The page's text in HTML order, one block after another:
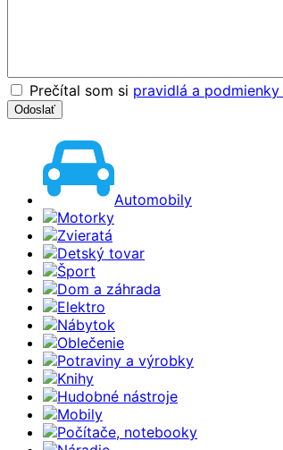
Prečítal som si pravidlá a podmienky
Automobily
Motorky
Zvieratá
Detský tovar
Šport
Dom a záhrada
Elektro
Nábytok
Oblečenie
Potraviny a výrobky
Knihy
Hudobné nástroje
Mobily
Počítače, notebooky